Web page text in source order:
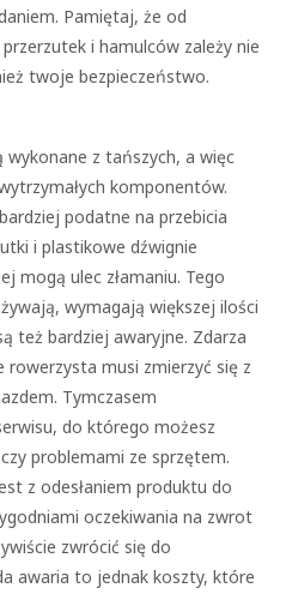
Pamiętaj, że od
i hamulców zależy nie
twoje bezpieczeństwo.
wykonane z tańszych, a więc
komponentów.
podatne na przebicia
i plastikowe dźwignie
mogą ulec złamaniu. Tego
wymagają większej ilości
też bardziej awaryjne. Zdarza
rowerzysta musi zmierzyć się z
Tymczasem
do którego możesz
problemami ze sprzętem.
z odesłaniem produktu do
oczekiwania na zwrot
zwrócić się do
awaria to jednak koszty, które